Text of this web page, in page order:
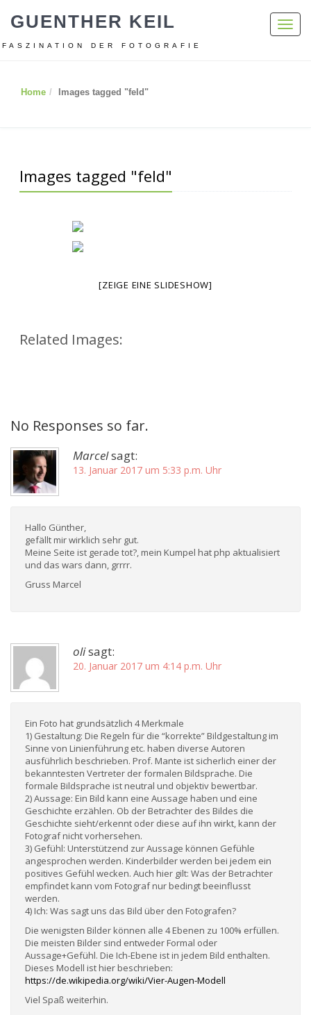
GUENTHER KEIL
FASZINATION DER FOTOGRAFIE
Home Images tagged "feld"
Images tagged "feld"
[ZEIGE EINE SLIDESHOW]
Related Images:
No Responses so far.
Marcelsagt:
13. Januar 2017 um 5:33 p.m. Uhr
Hallo Günther,
gefällt mir wirklich sehr gut.
Meine Seite ist gerade tot?, mein Kumpel hat php aktualisiert
und das wars dann, grrrr.
Gruss Marcel
olisagt:
20. Januar 2017 um 4:14 p.m. Uhr
Ein Foto hat grundsätzlich 4 Merkmale
1) Gestaltung: Die Regeln für die “korrekte” Bildgestaltung im
Sinne von Linienführung etc. haben diverse Autoren
ausführlich beschrieben. Prof. Mante ist sicherlich einer der
bekanntesten Vertreter der formalen Bildsprache. Die
formale Bildsprache ist neutral und objektiv bewertbar.
2) Aussage: Ein Bild kann eine Aussage haben und eine
Geschichte erzählen. Ob der Betrachter des Bildes die
Geschichte sieht/erkennt oder diese auf ihn wirkt, kann der
Fotograf nicht vorhersehen.
3) Gefühl: Unterstützend zur Aussage können Gefühle
angesprochen werden. Kinderbilder werden bei jedem ein
positives Gefühl wecken. Auch hier gilt: Was der Betrachter
empfindet kann vom Fotograf nur bedingt beeinflusst
werden.
4) Ich: Was sagt uns das Bild über den Fotografen?
Die wenigsten Bilder können alle 4 Ebenen zu 100% erfüllen.
Die meisten Bilder sind entweder Formal oder
Aussage+Gefühl. Die Ich-Ebene ist in jedem Bild enthalten.
Dieses Modell ist hier beschrieben:
https://de.wikipedia.org/wiki/Vier-Augen-Modell
Viel Spaß weiterhin.